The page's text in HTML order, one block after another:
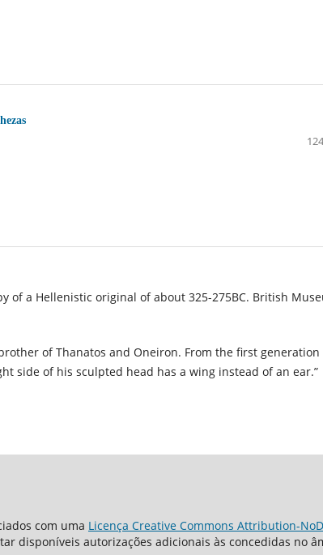
of a Hellenistic original of about 325-275BC. British
of Thanatos and Oneiron. From the first generation
side of his sculpted head has a wing instead of an ear.”
com uma Licença Creative Commons Attribution-
disponíveis autorizações adicionais às concedidas no